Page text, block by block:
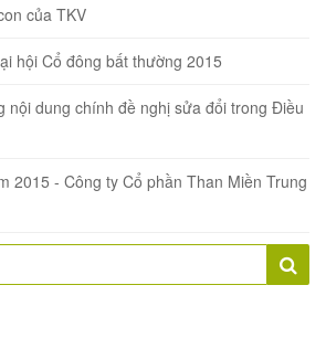
của TKV
hội Cổ đông bất thường 2015
nội dung chính đề nghị sửa đổi trong Điều
2015 - Công ty Cổ phần Than Miền Trung